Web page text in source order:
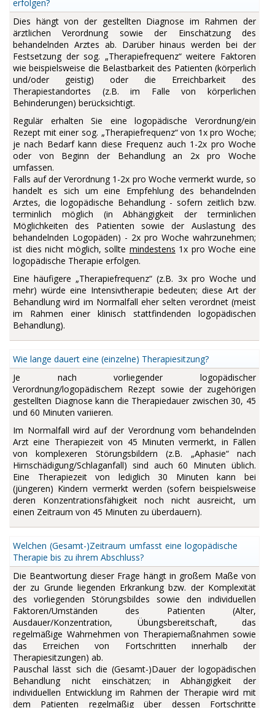
erfolgen?
Dies hängt von der gestellten Diagnose im Rahmen der
ärztlichen Verordnung sowie der Einschätzung des
behandelnden Arztes ab. Darüber hinaus werden bei der
Festsetzung der sog. „Therapiefrequenz“ weitere Faktoren
wie beispielsweise die Belastbarkeit des Patienten (körperlich
und/oder geistig) oder die Erreichbarkeit des
Therapiestandortes (z.B. im Falle von körperlichen
Behinderungen) berücksichtigt.
Regulär erhalten Sie eine logopädische Verordnung/ein
Rezept mit einer sog. „Therapiefrequenz“ von 1x pro Woche;
je nach Bedarf kann diese Frequenz auch 1-2x pro Woche
oder von Beginn der Behandlung an 2x pro Woche
umfassen.
Falls auf der Verordnung 1-2x pro Woche vermerkt wurde, so
handelt es sich um eine Empfehlung des behandelnden
Arztes, die logopädische Behandlung - sofern zeitlich bzw.
terminlich möglich (in Abhängigkeit der terminlichen
Möglichkeiten des Patienten sowie der Auslastung des
behandelnden Logopäden) - 2x pro Woche wahrzunehmen;
ist dies nicht möglich, sollte mindestens 1x pro Woche eine
logopädische Therapie erfolgen.
Eine häufigere „Therapiefrequenz“ (z.B. 3x pro Woche und
mehr) würde eine Intensivtherapie bedeuten; diese Art der
Behandlung wird im Normalfall eher selten verordnet (meist
im Rahmen einer klinisch stattfindenden logopädischen
Behandlung).
Wie lange dauert eine (einzelne) Therapiesitzung?
Je nach vorliegender logopädischer
Verordnung/logopädischem Rezept sowie der zugehörigen
gestellten Diagnose kann die Therapiedauer zwischen 30, 45
und 60 Minuten variieren.
Im Normalfall wird auf der Verordnung vom behandelnden
Arzt eine Therapiezeit von 45 Minuten vermerkt, in Fällen
von komplexeren Störungsbildern (z.B. „Aphasie“ nach
Hirnschädigung/Schlaganfall) sind auch 60 Minuten üblich.
Eine Therapiezeit von lediglich 30 Minuten kann bei
(jüngeren) Kindern vermerkt werden (sofern beispielsweise
deren Konzentrationsfähigkeit noch nicht ausreicht, um
einen Zeitraum von 45 Minuten zu überdauern).
Welchen (Gesamt-)Zeitraum umfasst eine logopädische
Therapie bis zu ihrem Abschluss?
Die Beantwortung dieser Frage hängt in großem Maße von
der zu Grunde liegenden Erkrankung bzw. der Komplexität
des vorliegenden Störungsbildes sowie den individuellen
Faktoren/Umständen des Patienten (Alter,
Ausdauer/Konzentration, Übungsbereitschaft, das
regelmäßige Wahrnehmen von Therapiemaßnahmen sowie
das Erreichen von Fortschritten innerhalb der
Therapiesitzungen) ab.
Pauschal lässt sich die (Gesamt-)Dauer der logopädischen
Behandlung nicht einschätzen; in Abhängigkeit der
individuellen Entwicklung im Rahmen der Therapie wird mit
dem Patienten regelmäßig über dessen Fortschritte